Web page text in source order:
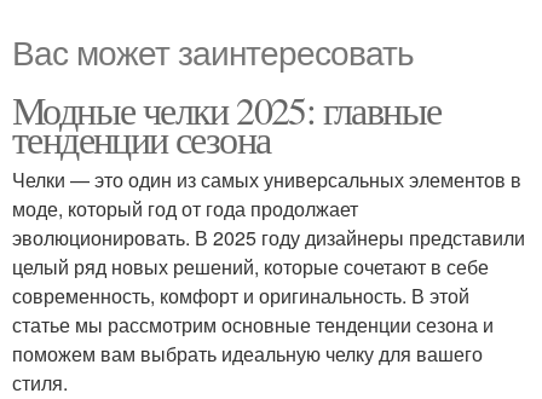
Вас может заинтересовать
Модные челки 2025: главные
тенденции сезона
Челки — это один из самых универсальных элементов в
моде, который год от года продолжает
эволюционировать. В 2025 году дизайнеры представили
целый ряд новых решений, которые сочетают в себе
современность, комфорт и оригинальность. В этой
статье мы рассмотрим основные тенденции сезона и
поможем вам выбрать идеальную челку для вашего
стиля.